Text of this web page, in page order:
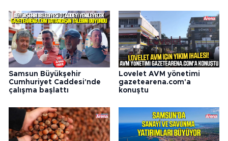
Samsun Büyükşehir
Cumhuriyet Caddesi'nde
çalışma başlattı
Lovelet AVM yönetimi
gazetearena.com'a
konuştu